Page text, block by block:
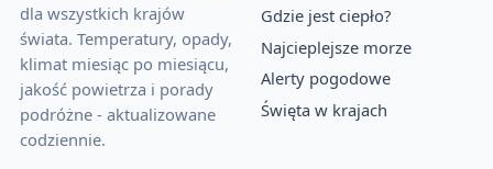
dla wszystkich krajów
świata. Temperatury, opady,
klimat miesiąc po miesiącu,
jakość powietrza i porady
podróżne - aktualizowane
codziennie.
Gdzie jest ciepło?
Najcieplejsze morze
Alerty pogodowe
Święta w krajach